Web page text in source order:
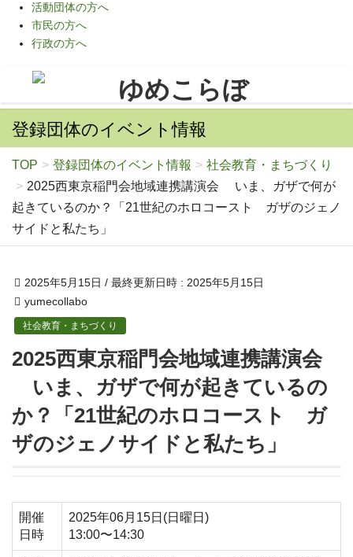
活動団体の方へ
市民の方へ
行政の方へ
登録団体のイベント情報
TOP 登録団体のイベント情報
社会教育・まちづくり
2025西東京稲門会地域連携講演会 いま、ガザで何が
起きているのか？「21世紀のホロコースト ガザのジェノ
サイドと私たち」
2025年5月15日 / 最終更新日時 : 2025年5月15日
yumecollabo
社会教育・まちづくり
2025西東京稲門会地域連携講演会
いま、ガザで何が起きているの
か？「21世紀のホロコースト ガ
ザのジェノサイドと私たち」
開催
日時
2025年06月15日(日曜日)
13:00〜14:30